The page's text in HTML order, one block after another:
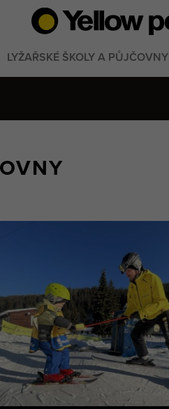
LYŽAŘSKÉ ŠKOLY A PŮJČOVNY